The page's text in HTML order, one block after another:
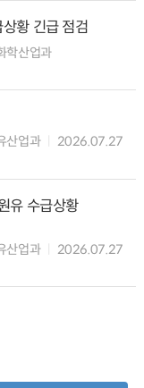
황 긴급 점검
학산업과
산업과
2026.07.27
유 수급상황
산업과
2026.07.27